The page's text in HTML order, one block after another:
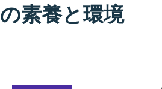
の素養と環境